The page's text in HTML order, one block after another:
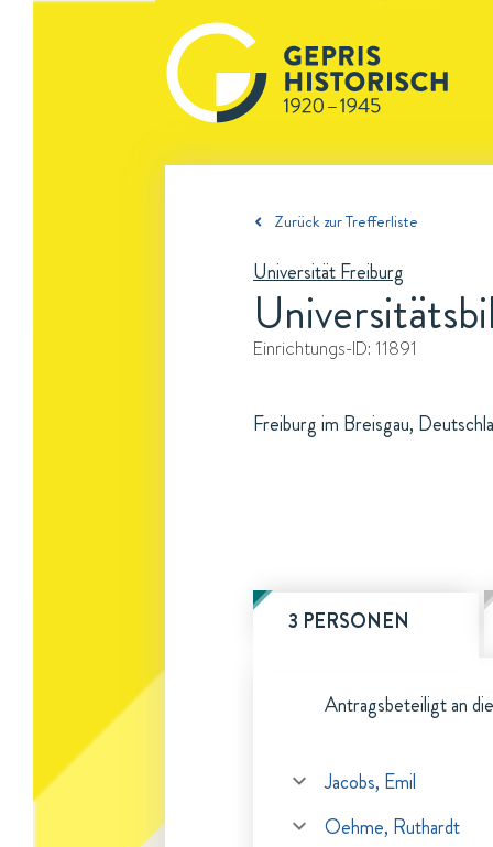
Zurück zur Trefferliste
Universität Freiburg
Einrichtungs-ID: 11891
Freiburg im Breisgau,
3 PERSONEN
Antragsbeteiligt an
Jacobs, Emil
Oehme, Ruthardt